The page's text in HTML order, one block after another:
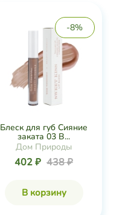
-8%
Блеск для губ Сияние
заката 03 B...
Дом Природы
402 ₽ 438 ₽
В корзину